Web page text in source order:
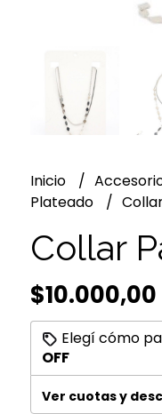
Inicio
Plateado
Collar
$10.000,00
Elegí cómo
OFF
Ver cuotas y